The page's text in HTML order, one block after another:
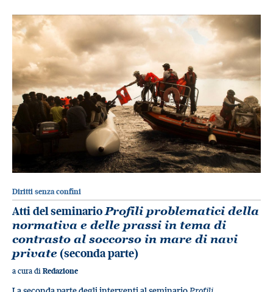
Diritti senza confini
Atti del seminarioProfili problematici della
normativa e delle prassi in tema di
contrasto al soccorso in mare di navi
private (seconda parte)
a cura di Redazione